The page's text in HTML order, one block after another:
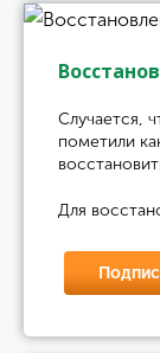
Случается,
пометили
Для